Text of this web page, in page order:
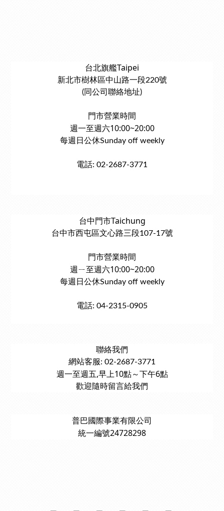
台北旗艦Taipei
新北市樹林區中山路一段220號
(同公司聯絡地址)
門市營業時間
週一至週六10:00~20:00
每週日公休Sunday off weekly
電話: 02-2687-3771
台中門市Taichung
台中市西屯區文心路三段107-17號
門市營業時間
週ㄧ至週六10:00~20:00
每週日公休Sunday off weekly
電話: 04-2315-0905
聯絡我們
網站客服: 02-2687-3771
週一至週五,早上10點～下午6點
歡迎隨時留言給我們
普巴國際事業有限公司
統一編號24728298